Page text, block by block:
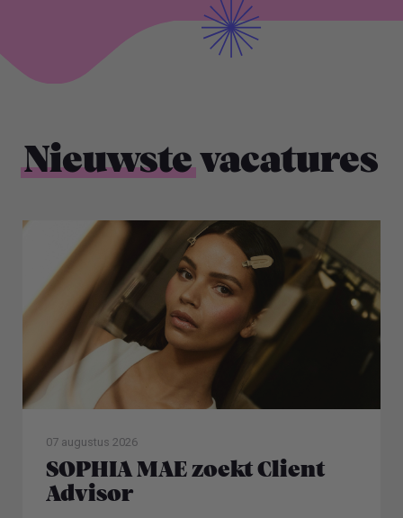
Nieuwstevacatures
07 augustus 2026
SOPHIA MAE zoekt Client
Advisor